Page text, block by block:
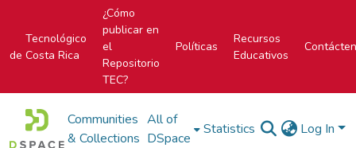
Tecnológico
de Costa Rica
¿Cómo
publicar en
el
Repositorio
TEC?
Políticas
Recursos
Educativos
Communities
& Collections
All of
DSpace
Statistics Log In